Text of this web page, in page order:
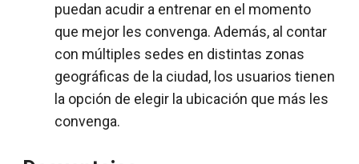
puedan acudir a entrenar en el momento
que mejor les convenga. Además, al contar
con múltiples sedes en distintas zonas
geográficas de la ciudad, los usuarios tienen
la opción de elegir la ubicación que más les
convenga.